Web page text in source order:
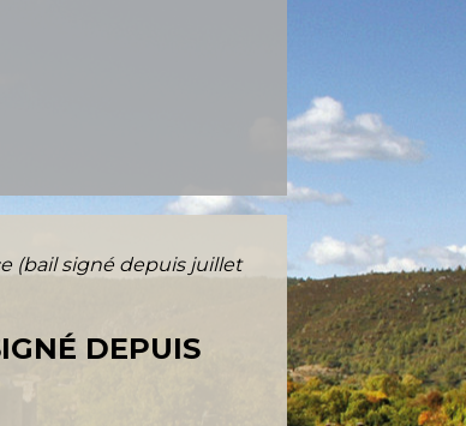
(bail signé depuis juillet
DEPUIS